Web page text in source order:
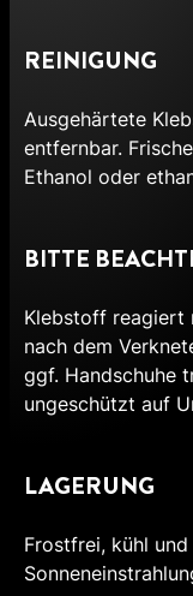
REINIGUNG
Ausgehärtete
entfernbar.
Ethanol oder
BITTE
Klebstoff reagiert
nach dem
ggf. Handschuhe
ungeschützt auf
LAGERUNG
Frostfrei, kühl